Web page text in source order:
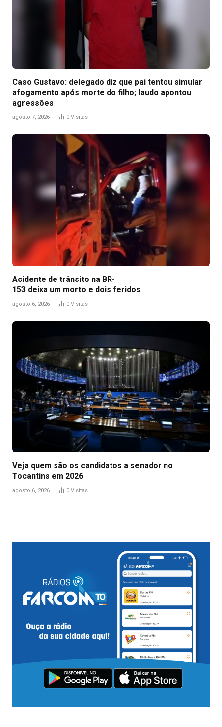
Caso Gustavo: delegado diz que pai tentou simular
afogamento após morte do filho; laudo apontou
agressões
agosto 7, 2026 0 Visitas
Acidente de trânsito na BR-
153 deixa um morto e dois feridos
agosto 6, 2026 0 Visitas
Veja quem são os candidatos a senador no
Tocantins em 2026
agosto 6, 2026 0 Visitas